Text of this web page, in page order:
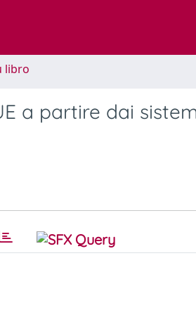
libro
a partire dai